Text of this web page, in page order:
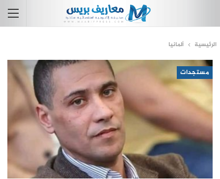
الرئيسية ألمانيا
مستجدات